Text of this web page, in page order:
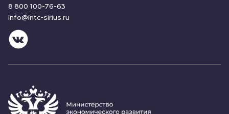
8 800 100-76-63
info@intc-sirius.ru